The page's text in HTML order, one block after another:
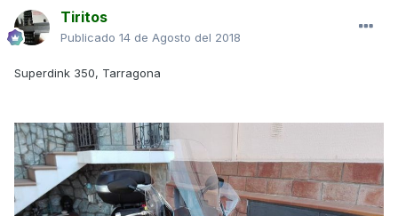
Tiritos
Publicado 14 de Agosto del 2018
Superdink 350, Tarragona